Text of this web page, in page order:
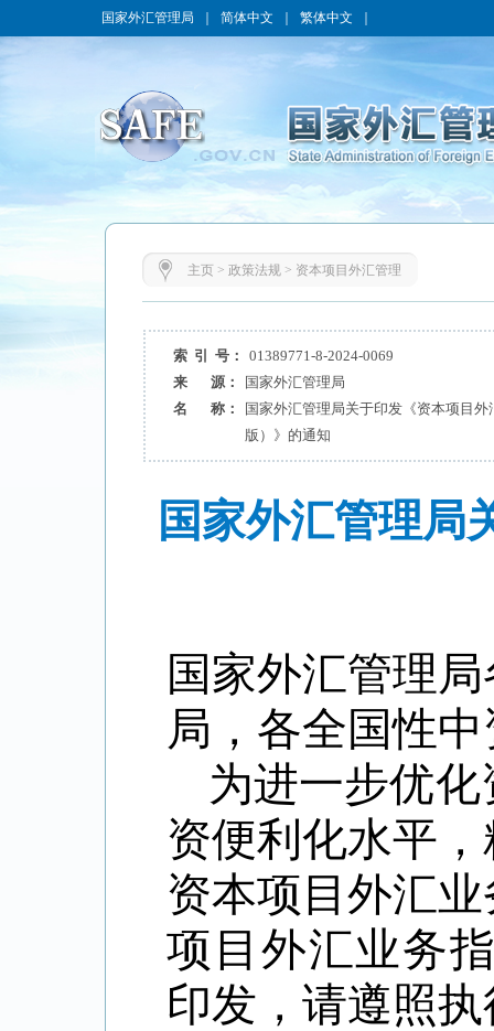
国家外汇管理局 简体中文 繁体中文
主页> 政策法规> 资本项目外汇管理
索 引 号：
01389771-8-2024-0069
来 源：
国家外汇管理局
名 称：
国家外汇管理局关于印发《资本项目外
版）》的通知
国家外汇管理局
国家外汇管理
局，各全国性
为进一步优
资便利化水平
资本项目外汇
项目外汇业务
印发，请遵照